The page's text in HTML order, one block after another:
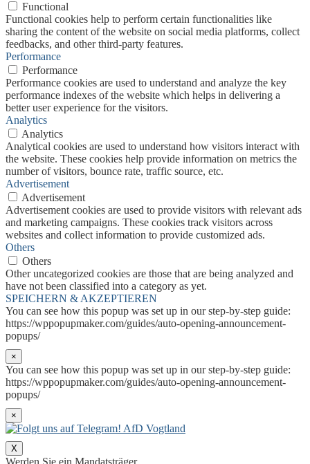
Functional
Functional cookies help to perform certain functionalities like
sharing the content of the website on social media platforms, collect
feedbacks, and other third-party features.
Performance
Performance
Performance cookies are used to understand and analyze the key
performance indexes of the website which helps in delivering a
better user experience for the visitors.
Analytics
Analytics
Analytical cookies are used to understand how visitors interact with
the website. These cookies help provide information on metrics the
number of visitors, bounce rate, traffic source, etc.
Advertisement
Advertisement
Advertisement cookies are used to provide visitors with relevant ads
and marketing campaigns. These cookies track visitors across
websites and collect information to provide customized ads.
Others
Others
Other uncategorized cookies are those that are being analyzed and
have not been classified into a category as yet.
SPEICHERN & AKZEPTIEREN
You can see how this popup was set up in our step-by-step guide:
https://wppopupmaker.com/guides/auto-opening-announcement-
popups/
×
You can see how this popup was set up in our step-by-step guide:
https://wppopupmaker.com/guides/auto-opening-announcement-
popups/
×
X